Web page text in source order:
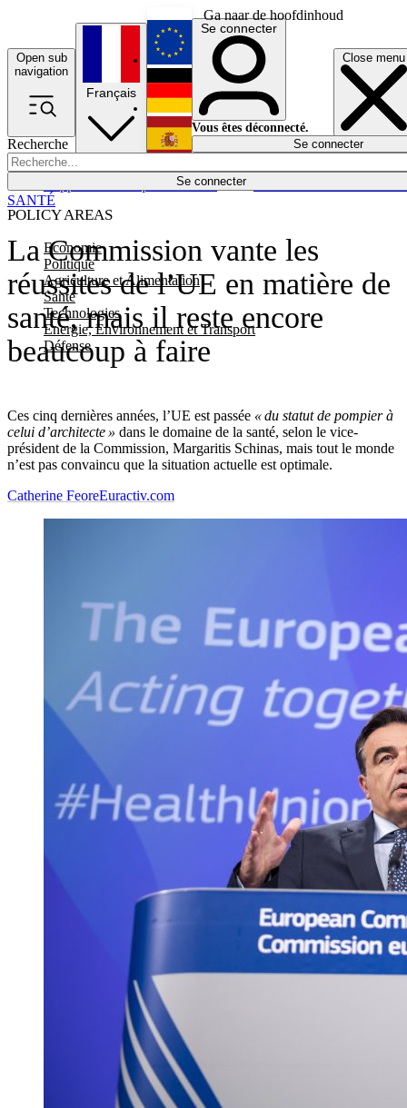
Ga naar de hoofdinhoud
Open sub
navigation
Close menu
Recherche
Se connecter
POLICY AREAS
Economie
Politique
Agriculture et Alimentation
Santé
Technologies
Energie, Environnement et Transport
Défense
Économie
Français
English
Deutsch
Español
Se connecter
Vous êtes déconnecté.
Se connecter
La Commission vante les
réussites de l’UE en matière de
santé, mais il reste encore
beaucoup à faire
Ces cinq dernières années, l’UE est passée « du statut de pompier à
celui d’architecte » dans le domaine de la santé, selon le vice-
président de la Commission, Margaritis Schinas, mais tout le monde
n’est pas convaincu que la situation actuelle est optimale.
SANTÉ
Catherine FeoreEuractiv.com